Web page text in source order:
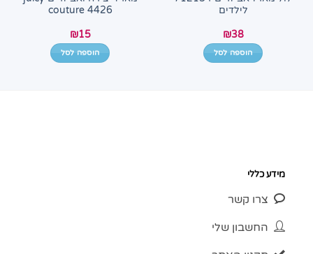
לילדים
₪38
הוספה לסל
couture 4426
₪15
הוספה לסל
מידע כללי
צרו קשר
החשבון שלי